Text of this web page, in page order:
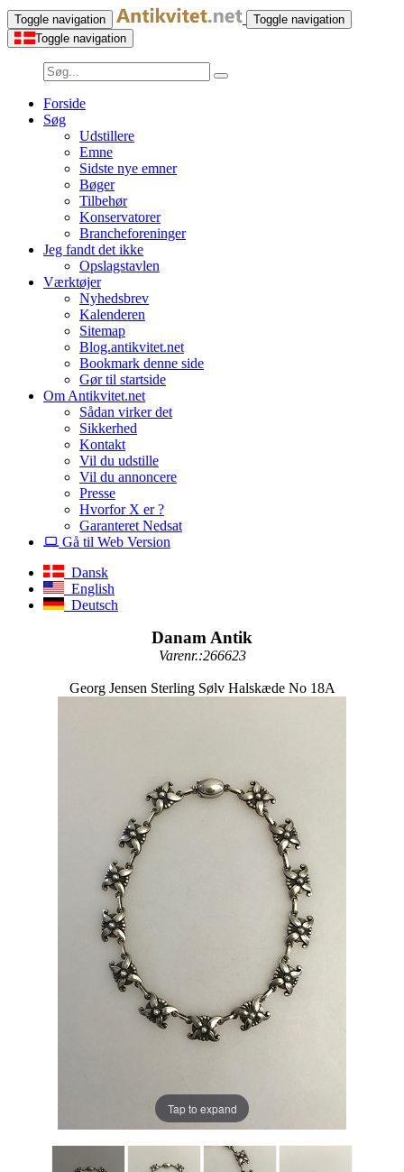
Toggle navigation
Toggle navigation
Toggle navigation
Forside
Søg
Udstillere
Emne
Sidste nye emner
Bøger
Tilbehør
Konservatorer
Brancheforeninger
Jeg fandt det ikke
Opslagstavlen
Værktøjer
Nyhedsbrev
Kalenderen
Sitemap
Blog.antikvitet.net
Bookmark denne side
Gør til startside
Om Antikvitet.net
Sådan virker det
Sikkerhed
Kontakt
Vil du udstille
Vil du annoncere
Presse
Hvorfor X er ?
Garanteret Nedsat
Gå til Web Version
Dansk
English
Deutsch
Danam Antik
Varenr.:266623
Georg Jensen Sterling Sølv Halskæde No 18A
Tap to expand